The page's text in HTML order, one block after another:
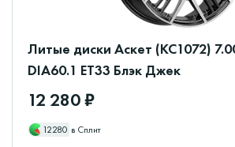
Литые диски Аскет (КС1072)
DIA60.1 ET33 Блэк Джек
12 280 ₽
12280 в Сплит